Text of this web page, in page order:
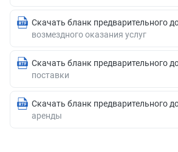
Скачать бланк предварительного
возмездного оказания услуг
Скачать бланк предварительного
поставки
Скачать бланк предварительного
аренды